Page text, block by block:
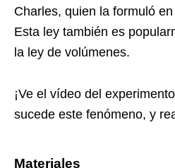
Charles, quien la formuló
Esta ley también es
la ley de volúmenes.
¡Ve el vídeo del
sucede este fenómeno, y
Materiales